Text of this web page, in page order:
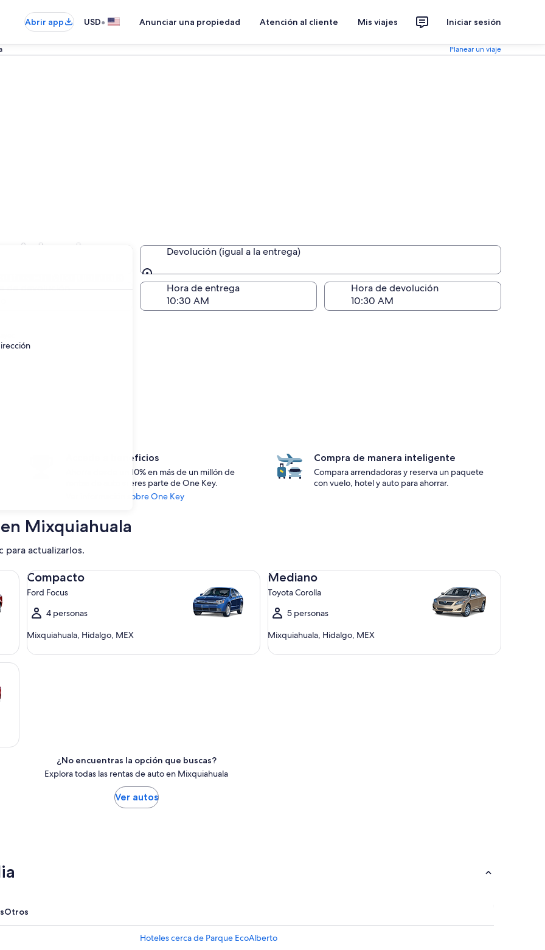
Abrir app USD• Anunciar una propiedad Atención al cliente Mis viajes Iniciar sesión
Planear un viaje
en Mixquiahuala
Devolución (igual a la entrega)
Devolución (igual a la entrega)
de devolución
Hora de entrega Hora de devolución
Accede a beneficios
Ahorra desde un 10% en más de un millón de
rentas de auto si eres parte de One Key.
Ver información sobre One Key
Compra de manera inteligente
Compara arrendadoras y reserva un paquete
con vuelo, hotel y auto para ahorrar.
Mixquiahuala
para actualizarlos.
Compacto
Ford Focus
4 personas
Mixquiahuala, Hidalgo, MEX
Compacto Ford Focus
Mediano
Toyota Corolla
5 personas
Mixquiahuala, Hidalgo, MEX
Mediano Toyota Corolla
¿No encuentras la opción que buscas?
Explora todas las rentas de auto en Mixquiahuala
Ver autos
Otros
Hoteles cerca de Parque EcoAlberto